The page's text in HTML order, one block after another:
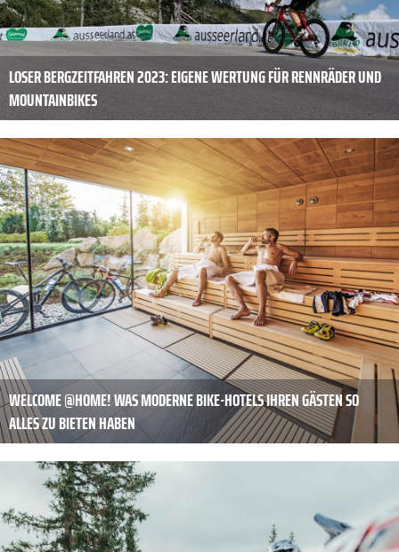
LOSER BERGZEITFAHREN 2023: EIGENE WERTUNG FÜR RENNRÄDER UND
MOUNTAINBIKES
WELCOME @HOME! WAS MODERNE BIKE-HOTELS IHREN GÄSTEN SO
ALLES ZU BIETEN HABEN